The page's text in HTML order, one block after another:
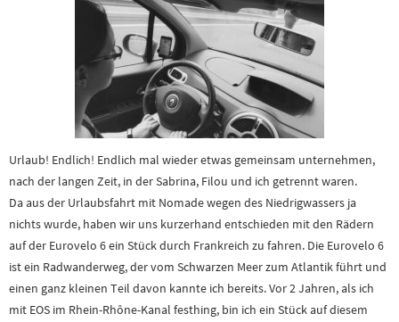
Urlaub! Endlich! Endlich mal wieder etwas gemeinsam unternehmen,
nach der langen Zeit, in der Sabrina, Filou und ich getrennt waren.
Da aus der Urlaubsfahrt mit Nomade wegen des Niedrigwassers ja
nichts wurde, haben wir uns kurzerhand entschieden mit den Rädern
auf der Eurovelo 6 ein Stück durch Frankreich zu fahren. Die Eurovelo 6
ist ein Radwanderweg, der vom Schwarzen Meer zum Atlantik führt und
einen ganz kleinen Teil davon kannte ich bereits. Vor 2 Jahren, als ich
mit EOS im Rhein-Rhône-Kanal festhing, bin ich ein Stück auf diesem